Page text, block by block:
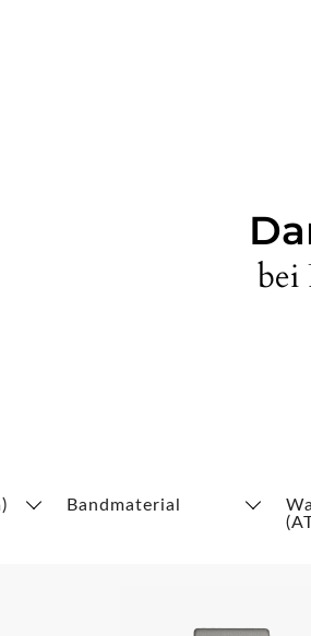
bei
Bandmaterial